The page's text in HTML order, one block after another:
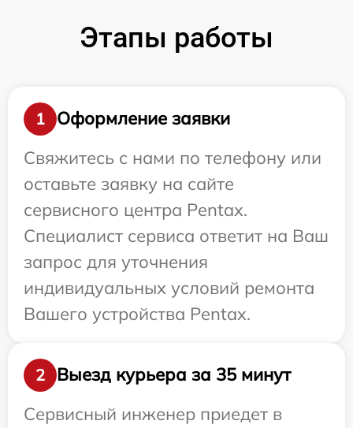
Этапы работы
1
Оформление заявки
Свяжитесь с нами по телефону или
оставьте заявку на сайте
сервисного центра Pentax.
Специалист сервиса ответит на Ваш
запрос для уточнения
индивидуальных условий ремонта
Вашего устройства Pentax.
2
Выезд курьера за 35 минут
Сервисный инженер приедет в